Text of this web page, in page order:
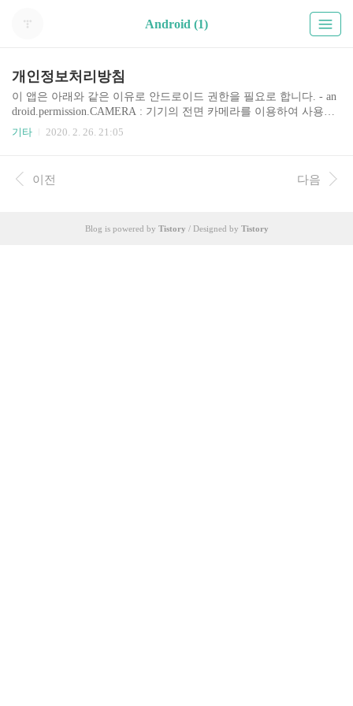
Android (1)
개인정보처리방침
이 앱은 아래와 같은 이유로 안드로이드 권한을 필요로 합니다. - an
droid.permission.CAMERA : 기기의 전면 카메라를 이용하여 사용자
의 얼굴을 인식하기 위함.
기타 2020. 2. 26. 21:05
이전 다음
Blog is powered by Tistory / Designed by Tistory